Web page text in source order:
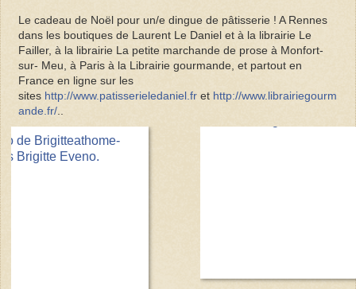
Le cadeau de Noël pour un/e dingue de pâtisserie ! A Rennes
dans les boutiques de Laurent Le Daniel et à la librairie Le
Failler, à la librairie La petite marchande de prose à Monfort-
sur- Meu, à Paris à la Librairie gourmande, et partout en
France en ligne sur les
sites http://www.patisserieledaniel.fr et http://www.librairiegourm
ande.fr/